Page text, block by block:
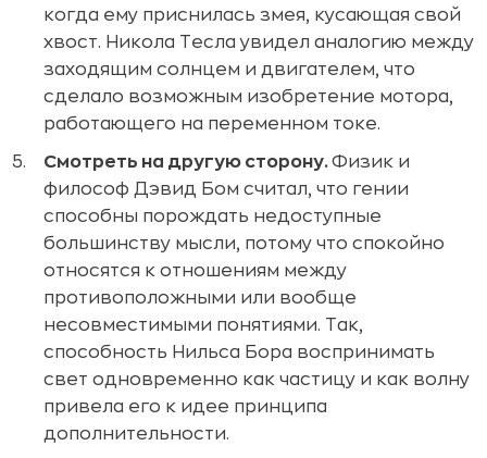
когда ему приснилась змея, кусающая свой
хвост. Никола Тесла увидел аналогию между
заходящим солнцем и двигателем, что
сделало возможным изобретение мотора,
работающего на переменном токе.
Смотреть на другую сторону.Физик и
философ Дэвид Бом считал, что гении
способны порождать недоступные
большинству мысли, потому что спокойно
относятся к отношениям между
противоположными или вообще
несовместимыми понятиями. Так,
способность Нильса Бора воспринимать
свет одновременно как частицу и как волну
привела его к идее принципа
дополнительности.